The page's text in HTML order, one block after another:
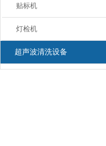
贴标机
灯检机
超声波清洗设备